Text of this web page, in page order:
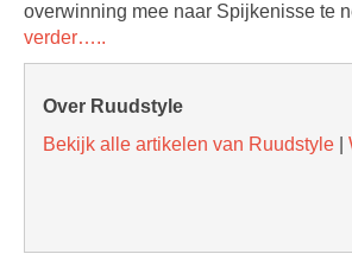
overwinning mee naar Spijkenisse te
verder…..
Over Ruudstyle
Bekijk alle artikelen van Ruudstyle